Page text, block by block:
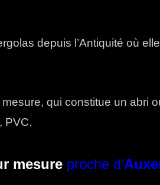
depuis l’Antiquité où
qui constitue un abri
PVC.
mesure proche d’